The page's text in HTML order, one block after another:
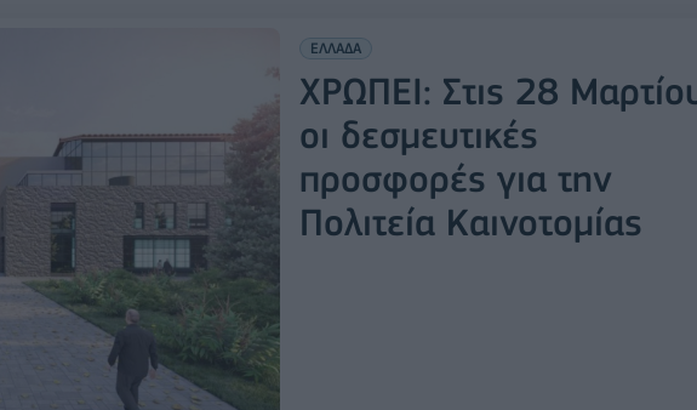
ΕΛΛΑΔΑ
ΧΡΩΠΕΙ: Στις 28
οι δεσμευτικές
προσφορές για την
Πολιτεία Καινοτομίας